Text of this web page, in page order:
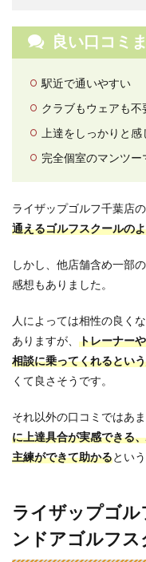
良い口コミ
駅近で通いやすい
クラブもウェアも
上達をしっかりと感
完全個室のマンツー
ライザップゴルフ千葉店
通えるゴルフスクールの
しかし、他店舗含め一部
感想もありました。
人によっては相性の良く
ありますが、 トレーナー
相談に乗ってくれるとい
くて良さそうです。
それ以外の口コミではあ
に上達具合が実感できる
主練ができて助かるとい
ライザップゴル
ンドアゴルフ